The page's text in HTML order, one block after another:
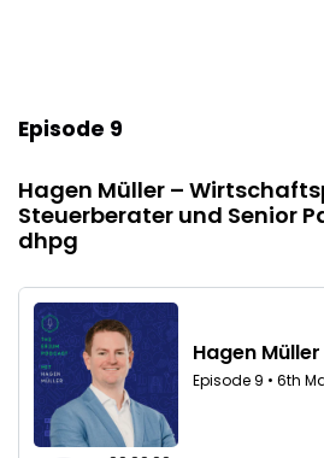
Episode 9
Hagen Müller –
Steuerberater und Senior
dhpg